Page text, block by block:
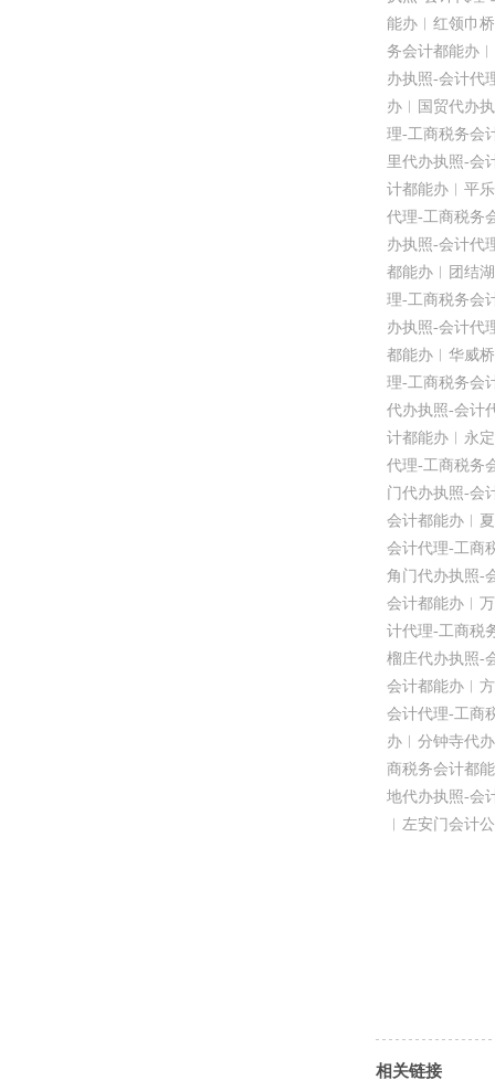
能办︱红领巾
务会计都能办
办执照-会计代
办︱国贸代办
理-工商税务会
里代办执照-会
计都能办︱平
代理-工商税务
办执照-会计代
都能办︱团结
理-工商税务会
办执照-会计代
都能办︱华威
理-工商税务会
代办执照-会计
计都能办︱永
代理-工商税务
门代办执照-会
会计都能办︱
会计代理-工商
角门代办执照-
会计都能办︱
计代理-工商税
榴庄代办执照-
会计都能办︱
会计代理-工商
办︱分钟寺代
商税务会计都
地代办执照-会
︱左安门会计
相关链接